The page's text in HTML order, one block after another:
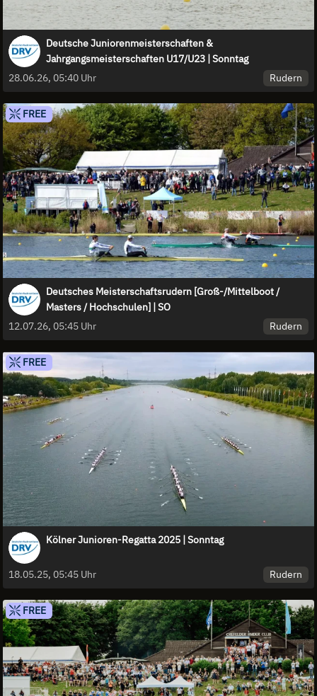
Deutsche Juniorenmeisterschaften &
Jahrgangsmeisterschaften U17/U23 | Sonntag
28.06.26, 05:40 Uhr
Rudern
FREE
Deutsches Meisterschaftsrudern [Groß-/Mittelboot /
Masters / Hochschulen] | SO
12.07.26, 05:45 Uhr
Rudern
FREE
Kölner Junioren-Regatta 2025 | Sonntag
18.05.25, 05:45 Uhr Rudern
FREE